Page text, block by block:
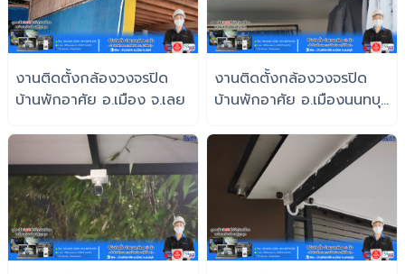
งานติดตั้งกล้องวงจรปิด
บ้านพักอาศัย อ.เมือง จ.เลย
งานติดตั้งกล้องวงจรปิด
บ้านพักอาศัย อ.เมืองนนทบุรี